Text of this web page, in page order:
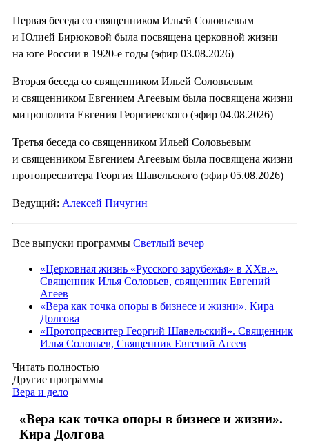
Первая беседа со священником Ильей Соловьевым
и Юлией Бирюковой была посвящена церковной жизни
на юге России в 1920-е годы (эфир 03.08.2026)
Вторая беседа со священником Ильей Соловьевым
и священником Евгением Агеевым была посвящена жизни
митрополита Евгения Георгиевского (эфир 04.08.2026)
Третья беседа со священником Ильей Соловьевым
и священником Евгением Агеевым была посвящена жизни
протопресвитера Георгия Шавельского (эфир 05.08.2026)
Ведущий: Алексей Пичугин
Все выпуски программы Светлый вечер
«Церковная жизнь «Русского зарубежья» в ХХв.».
Священник Илья Соловьев, священник Евгений
Агеев
«Вера как точка опоры в бизнесе и жизни». Кира
Долгова
«Протопресвитер Георгий Шавельский». Священник
Илья Соловьев, Священник Евгений Агеев
Читать полностью
Другие программы
Вера и дело
«Вера как точка опоры в бизнесе и жизни».
Кира Долгова